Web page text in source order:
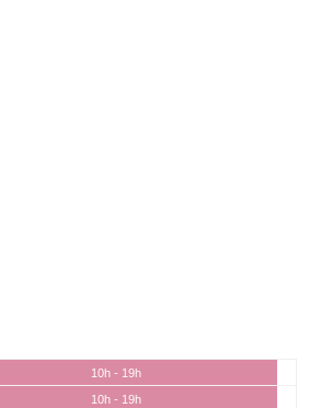
10h - 19h
10h - 19h